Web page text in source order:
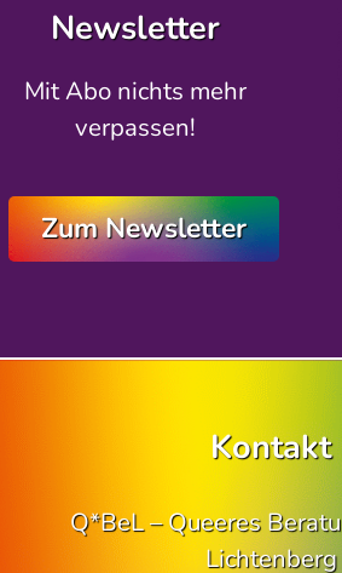
Newsletter
Mit Abo nichts mehr
verpassen!
Zum Newsletter
Kontakt
Q*BeL – Queeres
Lichtenberg